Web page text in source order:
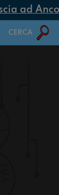
ad
CERCA